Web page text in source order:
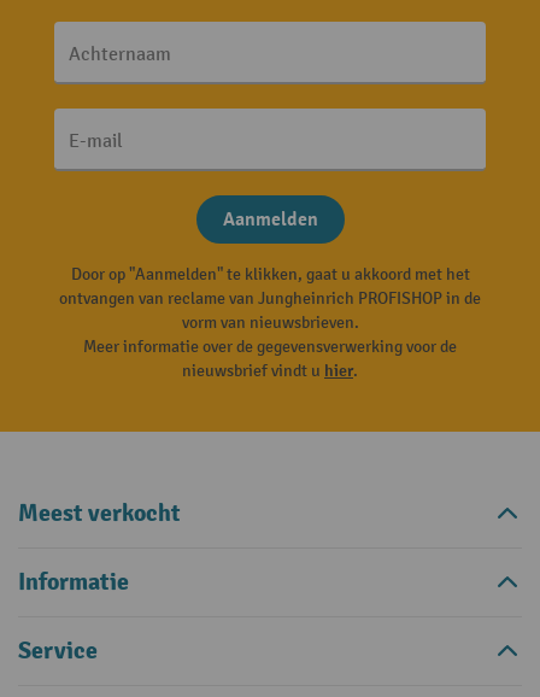
Achternaam
E-mail
Aanmelden
Door op "Aanmelden" te klikken, gaat u akkoord met het
ontvangen van reclame van Jungheinrich PROFISHOP in de
vorm van nieuwsbrieven.
Meer informatie over de gegevensverwerking voor de
nieuwsbrief vindt u hier.
Meest verkocht
Informatie
Service